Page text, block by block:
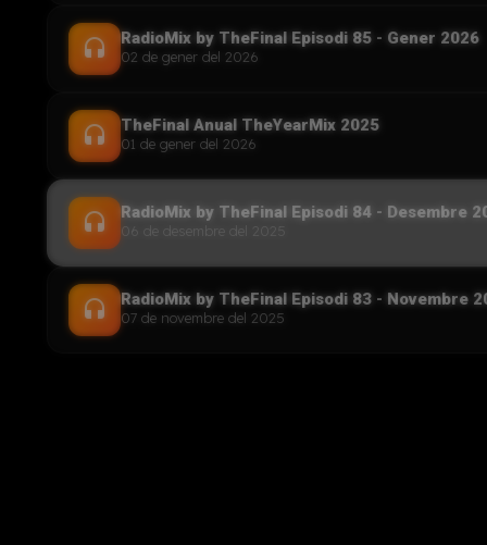
headset RadioMix by TheFinal Episodi 85 - Gener 2026
02 de gener del 2026
headset TheFinal Anual TheYearMix 2025
01 de gener del 2026
headset RadioMix by TheFinal Episodi 84 - Desembre
06 de desembre del 2025
headset RadioMix by TheFinal Episodi 83 - Novembre
07 de novembre del 2025